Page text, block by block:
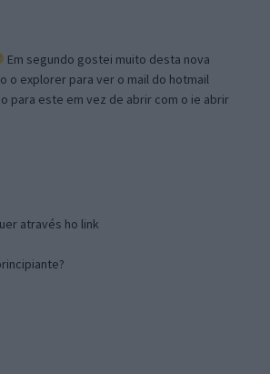
Em segundo gostei muito desta nova
o explorer para ver o mail do hotmail
para este em vez de abrir com o ie abrir
através ho link